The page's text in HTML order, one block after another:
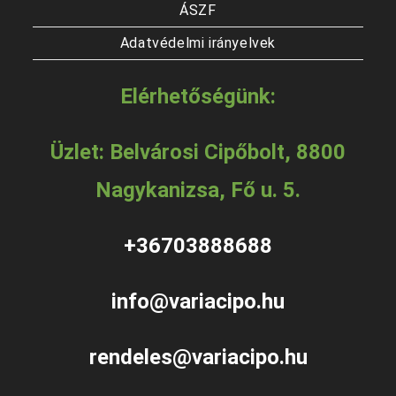
ÁSZF
Adatvédelmi irányelvek
Elérhetőségünk:
Üzlet: Belvárosi Cipőbolt, 8800
Nagykanizsa, Fő u. 5.
+36703888688
info@variacipo.hu
rendeles@variacipo.hu